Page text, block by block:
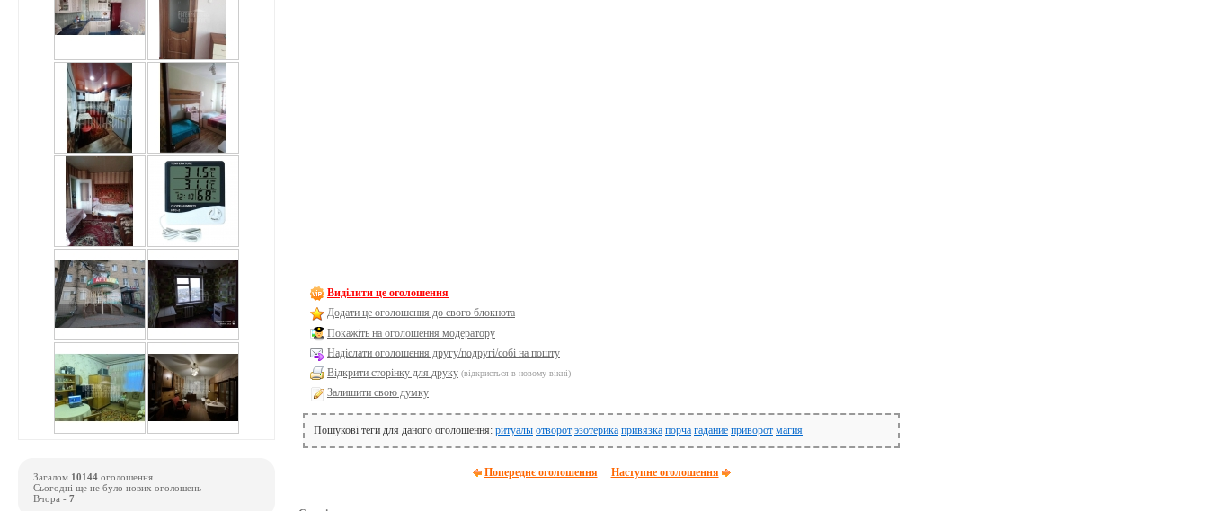
Виділити це оголошення
Додати це оголошення до свого блокнота
Покажіть на оголошення модератору
Надіслати оголошення другу/подругі/собі на пошту
Відкрити сторінку для друку (відкриється в новому вікні)
Залишити свою думку
Пошукові теги для даного оголошення: ритуалы отворот эзотерика привязка порча гадание приворот магия
Попереднє оголошення Наступне оголошення
Загалом 10144 оголошення
Сьогодні ще не було нових оголошень
Вчора - 7